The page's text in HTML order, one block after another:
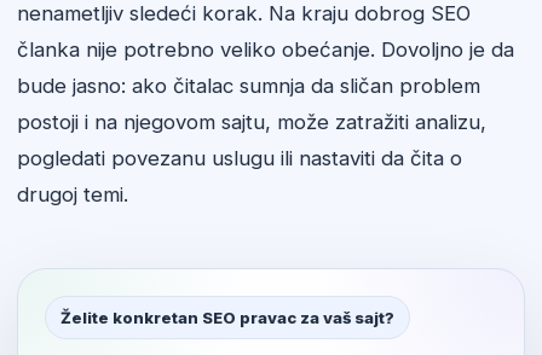
nenametljiv sledeći korak. Na kraju dobrog SEO
članka nije potrebno veliko obećanje. Dovoljno je da
bude jasno: ako čitalac sumnja da sličan problem
postoji i na njegovom sajtu, može zatražiti analizu,
pogledati povezanu uslugu ili nastaviti da čita o
drugoj temi.
Želite konkretan SEO pravac za vaš sajt?